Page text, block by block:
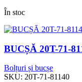
În stoc
BUCȘĂ 20T-71-
Bolțuri și bucșe
SKU: 20T-71-81140